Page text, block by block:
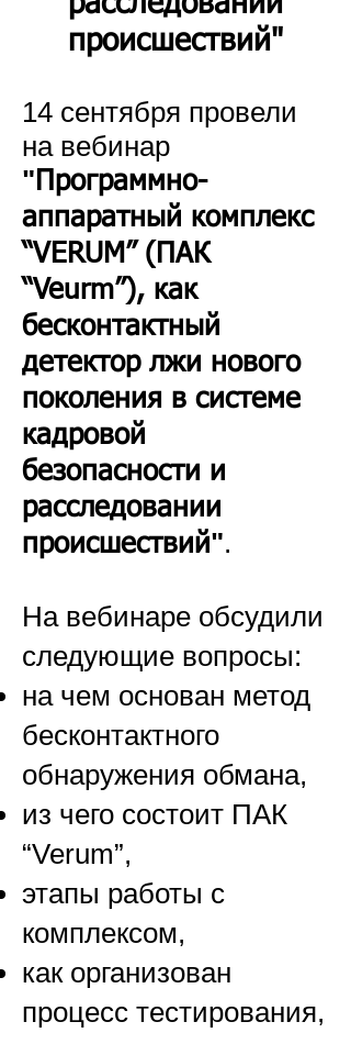
происшествий"
14 сентября провели
на вебинар
" Программно-
аппаратный комплекс
“VERUM” (ПАК
“Veurm”), как
бесконтактный
детектор лжи нового
поколения в системе
кадровой
безопасности и
расследовании
происшествий".
На вебинаре обсудили
следующие вопросы:
на чем основан метод
бесконтактного
обнаружения обмана,
из чего состоит ПАК
“Verum”,
этапы работы с
комплексом,
как организован
процесс тестирования,